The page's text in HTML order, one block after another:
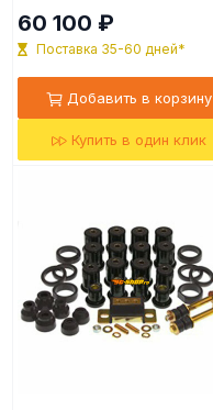
60 100 ₽
Поставка 35-60 дней*
Добавить в корзину
Купить в один клик